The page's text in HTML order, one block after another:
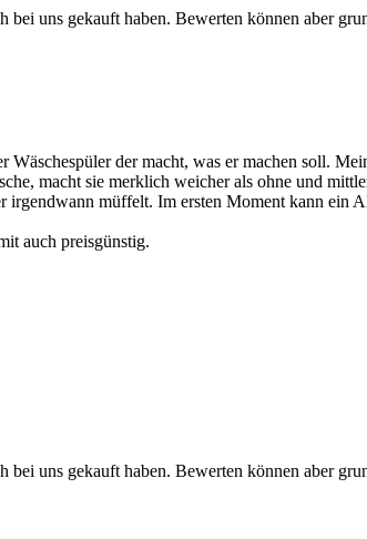
uns gekauft haben. Bewerten können aber
der macht, was er machen soll.
macht sie merklich weicher als ohne und
irgendwann müffelt. Im ersten Moment kann ein
auch preisgünstig.
uns gekauft haben. Bewerten können aber